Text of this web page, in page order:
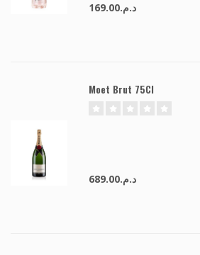
د.م.169.00
Moet Brut 75Cl
د.م.689.00